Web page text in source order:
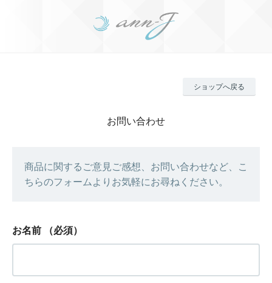
ショップへ戻る
お問い合わせ
商品に関するご意見ご感想、お問い合わせなど、こ
ちらのフォームよりお気軽にお尋ねください。
お名前 （必須）